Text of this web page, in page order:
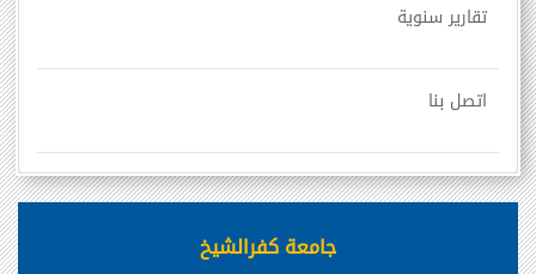
تقارير سنوية
اتصل بنا
جامعة كفرالشيخ